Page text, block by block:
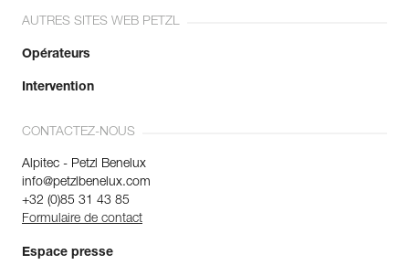
AUTRES SITES WEB PETZL
Opérateurs
Intervention
CONTACTEZ-NOUS
Alpitec - Petzl Benelux
info@petzlbenelux.com
+32 (0)85 31 43 85
Formulaire de contact
Espace presse